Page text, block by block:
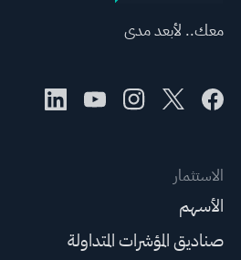
معك.. لأبعد مدى
الاستثمار
الأسهم
صناديق المؤشرات المتداولة